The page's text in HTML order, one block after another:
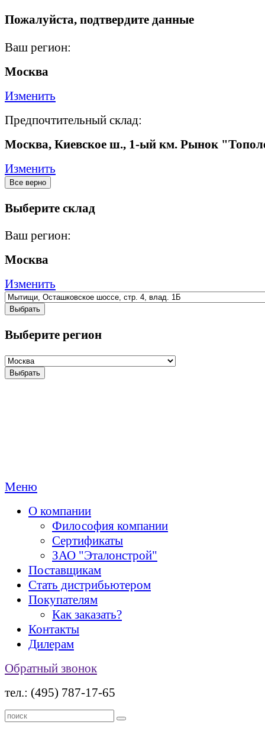
Пожалуйста, подтвердите данные
Ваш регион:
Москва
Изменить
Предпочтительный склад:
Москва, Киевское ш., 1-ый км. Рынок
Изменить
Все верно
Выберите склад
Ваш регион:
Москва
Изменить
Выбрать
Выберите регион
Выбрать
Меню
О компании
Философия компании
Сертификаты
ЗАО "Эталонстрой"
Поставщикам
Стать дистрибьютером
Покупателям
Как заказать?
Контакты
Дилерам
Обратный звонок
тел.: (495) 787-17-65